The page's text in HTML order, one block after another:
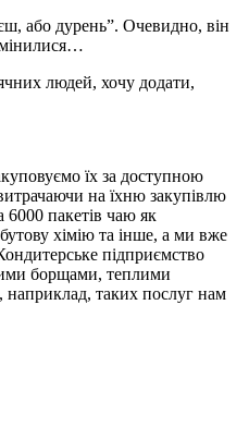
або дурень”. Очевидно, він
людей, хочу додати,
їх за доступною
на їхню закупівлю
6000 пакетів чаю як
хімію та інше, а ми вже
підприємство
борщами, теплими
наприклад, таких послуг нам